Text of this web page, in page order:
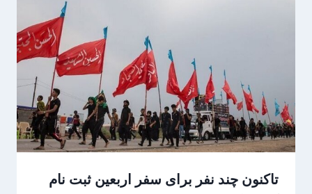
تاکنون چند نفر برای سفر اربعین ثبت نام